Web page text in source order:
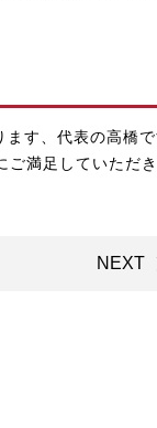
ます、代表の高橋
満足していただ
NEXT